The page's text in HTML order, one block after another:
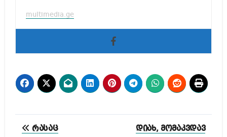
multimedia.ge
პოსტის
რასაც
დიახ, მომაკვდავ